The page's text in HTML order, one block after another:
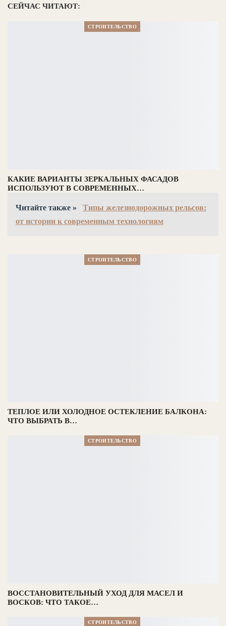
СЕЙЧАС ЧИТАЮТ:
СТРОИТЕЛЬСТВО
КАКИЕ ВАРИАНТЫ ЗЕРКАЛЬНЫХ ФАСАДОВ
ИСПОЛЬЗУЮТ В СОВРЕМЕННЫХ…
Читайте также »
Типы железнодорожных рельсов:
от истории к современным технологиям
СТРОИТЕЛЬСТВО
ТЕПЛОЕ ИЛИ ХОЛОДНОЕ ОСТЕКЛЕНИЕ БАЛКОНА:
ЧТО ВЫБРАТЬ В…
СТРОИТЕЛЬСТВО
ВОССТАНОВИТЕЛЬНЫЙ УХОД ДЛЯ МАСЕЛ И
ВОСКОВ: ЧТО ТАКОЕ…
СТРОИТЕЛЬСТВО